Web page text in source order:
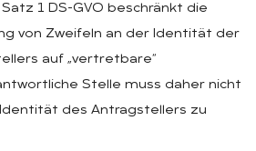
1 DS-GVO beschränkt die
von Zweifeln an der Identität der
auf „vertretbare“
Stelle muss daher nicht
Identität des Antragstellers zu